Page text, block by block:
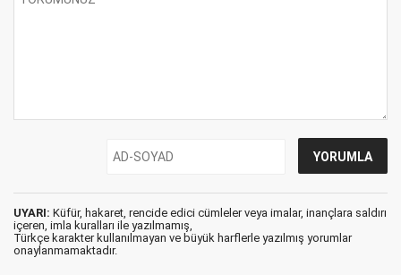
UYARI: Küfür, hakaret, rencide edici cümleler veya imalar, inançlara saldırı
içeren, imla kuralları ile yazılmamış,
Türkçe karakter kullanılmayan ve büyük harflerle yazılmış yorumlar
onaylanmamaktadır.